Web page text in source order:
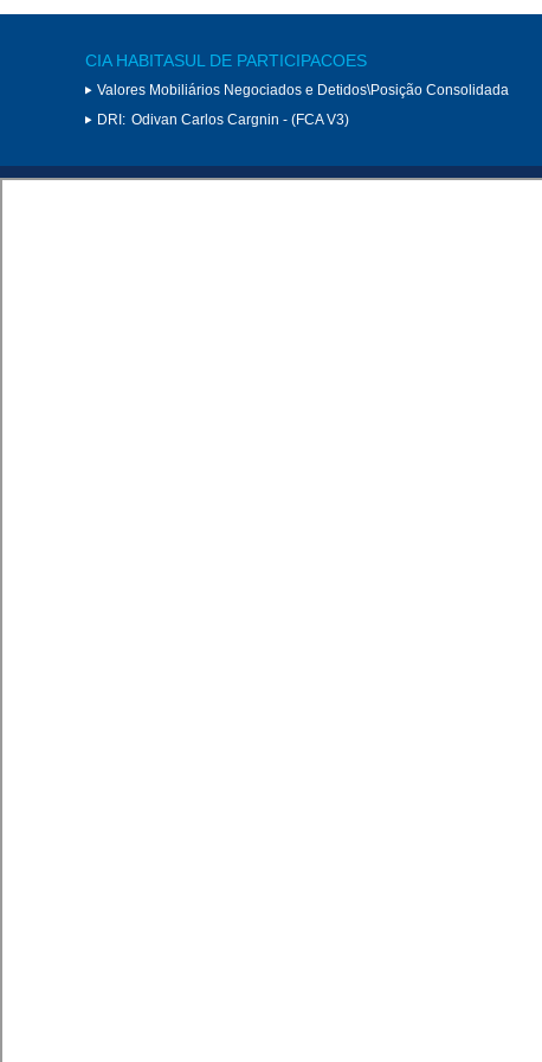
CIA HABITASUL DE PARTICIPACOES
Valores Mobiliários Negociados e Detidos\Posição Consolidada
DRI: Odivan Carlos Cargnin - (FCA V3)